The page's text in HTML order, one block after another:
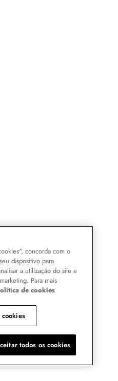
concorda com o
dispositivo para
a utilização do site e
Para mais
de cookies
todos os cookies